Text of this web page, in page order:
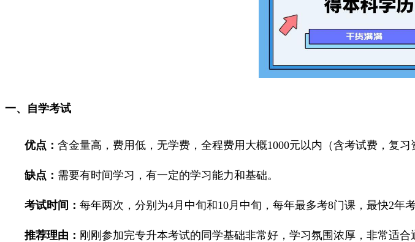
一、自学考试
优点： 含金量高，费用低，无学费，全程费用大概1000元以内（含考试费，复习
缺点： 需要有时间学习，有一定的学习能力和基础。
考试时间： 每年两次，分别为4月中旬和10月中旬，每年最多考8门课，最快2年
推荐理由： 刚刚参加完专升本考试的同学基础非常好，学习氛围浓厚，非常适